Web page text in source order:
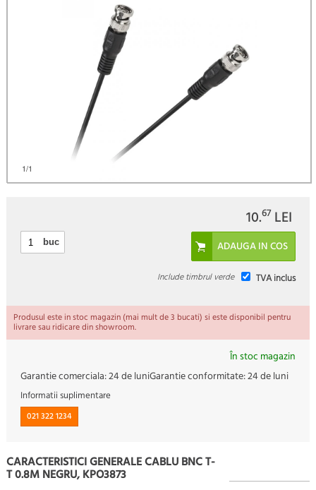
1/1
10.67 LEI
buc
TVA inclus
Include timbrul verde
Produsul este in stoc magazin (mai mult de 3 bucati) si este disponibil pentru
livrare sau ridicare din showroom.
În stoc magazin
Garantie comerciala:24 de luniGarantie conformitate:24 de luni
Informatii suplimentare
021 322 1234
CARACTERISTICI GENERALE CABLU BNC T-
T 0.8M NEGRU, KPO3873